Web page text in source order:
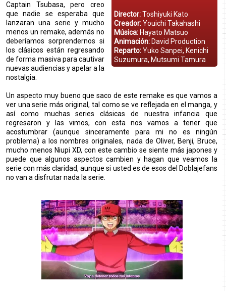
Director:Toshiyuki Kato
Creador:Youichi Takahashi
Música: Hayato Matsuo
Animación: David Production
Reparto:Yuko Sanpei, Kenichi
Suzumura, Mutsumi Tamura
Captain Tsubasa, pero creo
que nadie se esperaba que
lanzaran una serie y mucho
menos un remake, además no
deberíamos sorprendernos si
los clásicos están regresando
de forma masiva para cautivar
nuevas audiencias y apelar a la
nostalgia.
Un aspecto muy bueno que saco de este remake es que vamos a
ver una serie más original, tal como se ve reflejada en el manga, y
así como muchas series clásicas de nuestra infancia que
regresaron y las vimos, con esta nos vamos a tener que
acostumbrar (aunque sinceramente para mi no es ningún
problema) a los nombres originales, nada de Oliver, Benji, Bruce,
mucho menos Niupi XD, con este cambio se siente más japones y
puede que algunos aspectos cambien y hagan que veamos la
serie con más claridad, aunque si usted es de esos del Doblajefans
no van a disfrutar nada la serie.